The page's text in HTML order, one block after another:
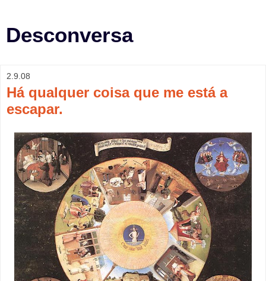
Desconversa
2.9.08
Há qualquer coisa que me está a
escapar.